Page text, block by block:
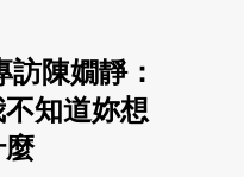
訪陳嫺靜：
知道妳想
麼